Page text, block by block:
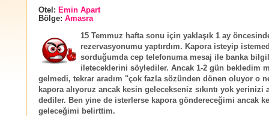
Otel: Emin Apart
Bölge: Amasra
15 Temmuz hafta sonu için yaklaşık 1 ay
rezervasyonumu yaptırdım. Kapora isteyip
sorduğumda cep telefonuma mesaj ile banka
ileteceklerini söylediler. Ancak 1-2 gün bekledim
gelmedi, tekrar aradım "çok fazla sözünden dönen oluyor o
kapora alıyoruz ancak kesin gelecekseniz sıkıntı yok yerinizi
dediler. Ben yine de isterlerse kapora göndereceğimi ancak
geleceğimi belirttim.